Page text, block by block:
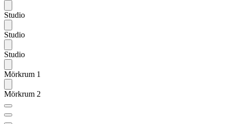
Studio
Studio
Studio
Mörkrum 1
Mörkrum 2
Nästa